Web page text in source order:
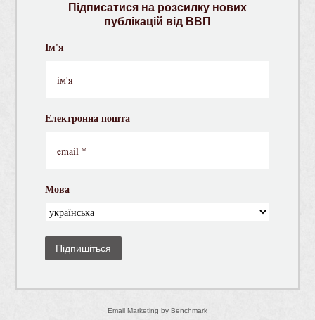
Підписатися на розсилку нових
публікацій від ВВП
Ім'я
Електронна пошта
Мова
Підпишіться
Email Marketing by Benchmark